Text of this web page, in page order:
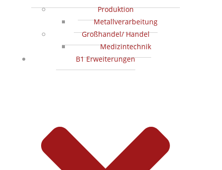
Produktion
Metallverarbeitung
Großhandel/ Handel
Medizintechnik
B1 Erweiterungen